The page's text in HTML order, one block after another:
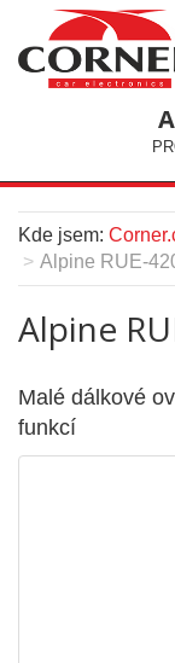
Kde jsem:
Alpine RUE-
Alpine
Malé dálkové
funkcí